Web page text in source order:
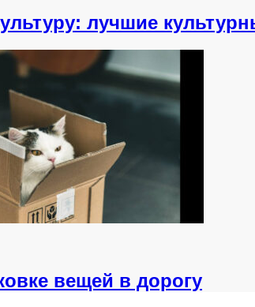
лучшие
вещей в дорогу